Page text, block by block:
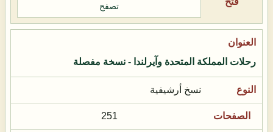
تصفح
رحلات المملكة المتحدة وآيرلندا - نسخة مفصلة
نسخ أرشيفية
251